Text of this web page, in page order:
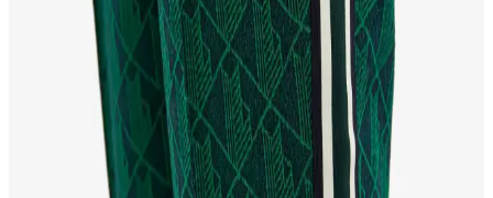
Orijinal Lacoste Gömlekler: Moda Dünyasında
Şıklık ve Kalitenin Sembolü
Orijinal Lacoste gömlekler, kalite ve şıklığın simgesi olup,
orijinalliğin nasıl anlaşılacağı ve moda içindeki yerleri detaylıca
Kadınlar İçin Lacoste Pantolonlar: Şıklık ve